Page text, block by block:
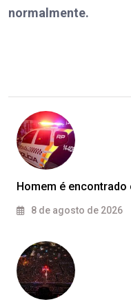
normalmente.
Homem é
8 de agosto de 2026